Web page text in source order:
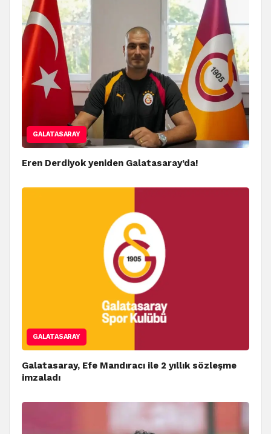
GALATASARAY
Eren Derdiyok yeniden Galatasaray’da!
GALATASARAY
Galatasaray, Efe Mandıracı ile 2 yıllık sözleşme
imzaladı